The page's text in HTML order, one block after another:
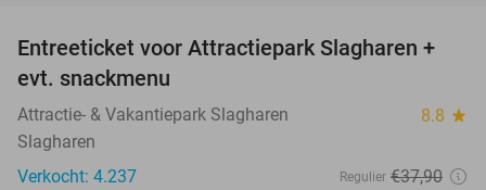
41%
Entreeticket voor Attractiepark Slagharen +
evt. snackmenu
Attractie- & Vakantiepark Slagharen 8.8 star
Slagharen
Verkocht: 4.237
Regulier €37,90